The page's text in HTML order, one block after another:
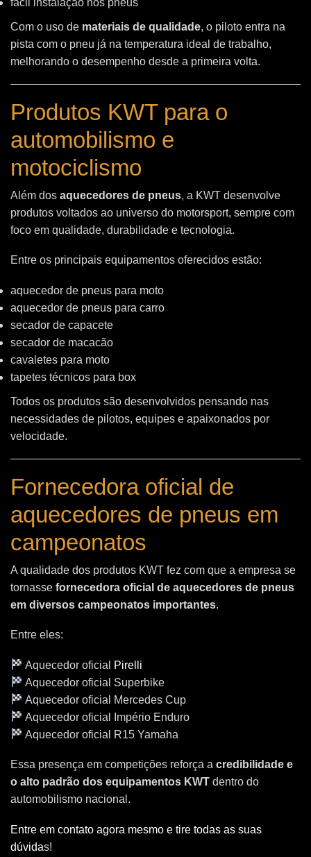
fácil instalação nos pneus
Com o uso de materiais de qualidade, o piloto entra na
pista com o pneu já na temperatura ideal de trabalho,
melhorando o desempenho desde a primeira volta.
Produtos KWT para o
automobilismo e
motociclismo
Além dos aquecedores de pneus, a KWT desenvolve
produtos voltados ao universo do motorsport, sempre com
foco em qualidade, durabilidade e tecnologia.
Entre os principais equipamentos oferecidos estão:
aquecedor de pneus para moto
aquecedor de pneus para carro
secador de capacete
secador de macacão
cavaletes para moto
tapetes técnicos para box
Todos os produtos são desenvolvidos pensando nas
necessidades de pilotos, equipes e apaixonados por
velocidade.
Fornecedora oficial de
aquecedores de pneus em
campeonatos
A qualidade dos produtos KWT fez com que a empresa se
tornasse fornecedora oficial de aquecedores de pneus
em diversos campeonatos importantes.
Entre eles:
Aquecedor oficial
Pirelli
Aquecedor oficial Superbike
Aquecedor oficial Mercedes Cup
Aquecedor oficial Império Enduro
Aquecedor oficial R15 Yamaha
Essa presença em competições reforça a credibilidade e
o alto padrão dos equipamentos KWT dentro do
automobilismo nacional.
Entre em contato agora mesmo e tire todas as suas
dúvidas!